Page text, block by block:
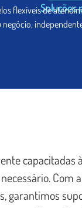
Soluções
flexíveis de
negócio,
capacitadas
Com
garantimos